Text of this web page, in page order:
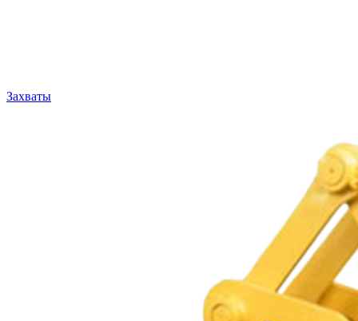
Захваты